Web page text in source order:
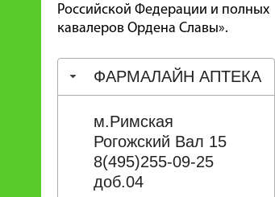
Российской Федерации и полных
кавалеров Ордена Славы».
ФАРМАЛАЙН АПТЕКА
м.Римская
Рогожский Вал 15
8(495)255-09-25
доб.04